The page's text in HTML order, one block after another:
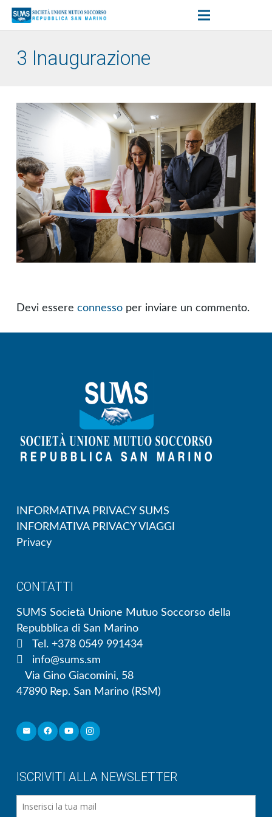
3 Inaugurazione
Devi essere connesso per inviare un commento.
INFORMATIVA PRIVACY SUMS
INFORMATIVA PRIVACY VIAGGI
Privacy
CONTATTI
SUMS Società Unione Mutuo Soccorso della
Repubblica di San Marino
Tel. +378 0549 991434
info@sums.sm
Via Gino Giacomini, 58
47890 Rep. San Marino (RSM)
ISCRIVITI ALLA NEWSLETTER